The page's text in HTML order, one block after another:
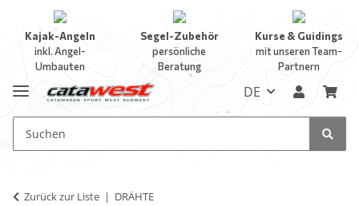
Kajak-Angeln
inkl. Angel-
Umbauten
Segel-Zubehör
persönliche
Beratung
Kurse & Guidings
mit unseren Team-
Partnern
DE
Zurück zur Liste DRÄHTE